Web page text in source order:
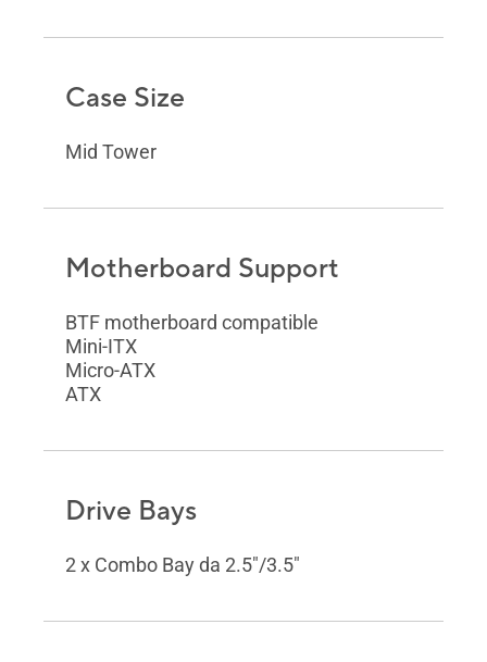
Case Size
Mid Tower
Motherboard Support
BTF motherboard compatible
Mini-ITX
Micro-ATX
ATX
Drive Bays
2 x Combo Bay da 2.5"/3.5"